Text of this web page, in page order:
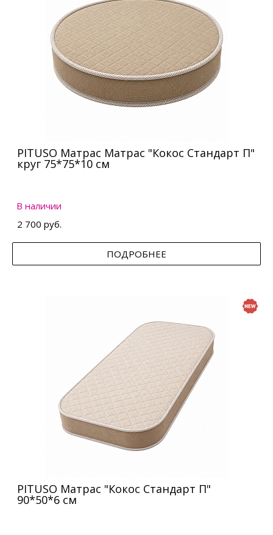
PITUSO Матрас Матрас "Кокос Стандарт П"
круг 75*75*10 см
В наличии
2 700 руб.
ПОДРОБНЕЕ
PITUSO Матрас "Кокос Стандарт П"
90*50*6 см